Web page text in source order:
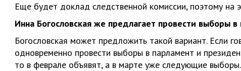
Еще будет доклад следственной комиссии, поэтому на
Инна Богословская же предлагает провести выборы
Богословская может предложить такой вариант. Если
одновременно провести выборы в парламент и
то в феврале объявят, а в марте уже следующие выборы.